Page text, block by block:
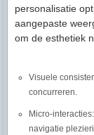
personalisatie
aangepaste
om de esthetiek
Visuele
concurreren.
Micro-
navigatie